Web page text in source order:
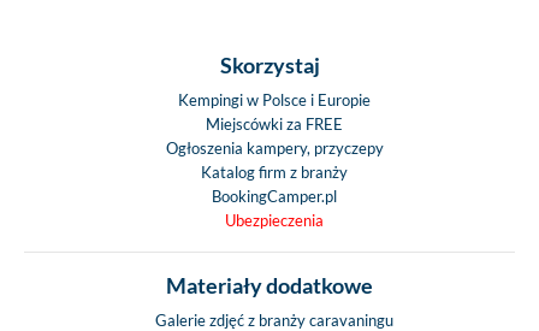
Skorzystaj
Kempingi w Polsce i Europie
Miejscówki za FREE
Ogłoszenia kampery, przyczepy
Katalog firm z branży
BookingCamper.pl
Ubezpieczenia
Materiały dodatkowe
Galerie zdjęć z branży caravaningu